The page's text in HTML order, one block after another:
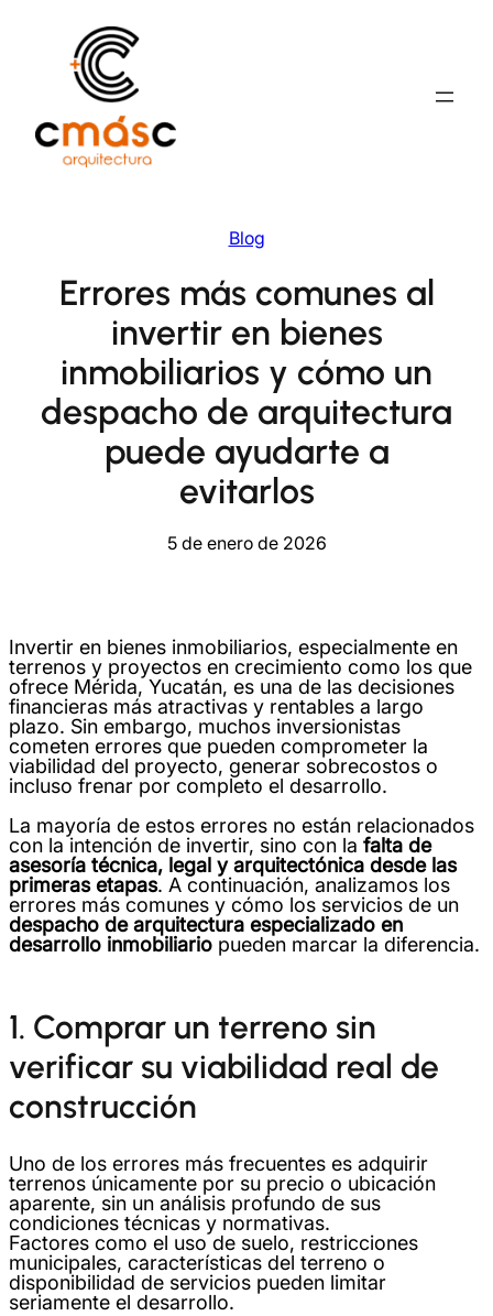
contenido
Blog
Errores más comunes al
invertir en bienes
inmobiliarios y cómo un
despacho de arquitectura
puede ayudarte a
evitarlos
5 de enero de 2026
Invertir en bienes inmobiliarios, especialmente en
terrenos y proyectos en crecimiento como los que
ofrece Mérida, Yucatán, es una de las decisiones
financieras más atractivas y rentables a largo
plazo. Sin embargo, muchos inversionistas
cometen errores que pueden comprometer la
viabilidad del proyecto, generar sobrecostos o
incluso frenar por completo el desarrollo.
La mayoría de estos errores no están relacionados
con la intención de invertir, sino con la falta de
asesoría técnica, legal y arquitectónica desde las
primeras etapas. A continuación, analizamos los
errores más comunes y cómo los servicios de un
despacho de arquitectura especializado en
desarrollo inmobiliario pueden marcar la diferencia.
1. Comprar un terreno sin
verificar su viabilidad real de
construcción
Uno de los errores más frecuentes es adquirir
terrenos únicamente por su precio o ubicación
aparente, sin un análisis profundo de sus
condiciones técnicas y normativas.
Factores como el uso de suelo, restricciones
municipales, características del terreno o
disponibilidad de servicios pueden limitar
seriamente el desarrollo.